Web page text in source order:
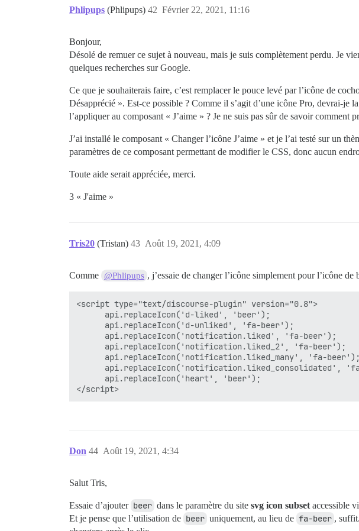
Phlipups (Phlipups) Février 22, 2021, 11:16
42
Bonjour,
Désolé de remuer ce sujet à nouveau, mais je suis complètement perdu. Je
quelques recherches sur Google.
Ce que je souhaiterais faire, c’est remplacer le pouce levé par l’icône de
Désapprécié ». Est-ce possible ? Comme il s’agit d’une icône Pro, devrai-je
l’appliquer au composant « J’aime » ? Je ne suis pas sûr de savoir comment
J’ai installé le composant « Changer l’icône J’aime » et je l’ai testé sur un
paramètres de ce composant permettant de modifier le CSS, donc aucun
Toute aide serait appréciée, merci.
3 « J'aime »
Tris20 (Tristan) Août 19, 2021, 4:09
43
Comme @Phlipups , j’essaie de changer l’icône simplement pour l’icône
<script type="text/discourse-plugin" version="0.8">
      api.replaceIcon('d-liked', 'beer');
      api.replaceIcon('d-unliked', 'fa-beer');
      api.replaceIcon('notification.liked', 'fa-beer');
      api.replaceIcon('notification.liked_2', 'fa-beer');
      api.replaceIcon('notification.liked_many', 'fa-beer');
      api.replaceIcon('heart', 'beer');
Don Août 19, 2021, 4:34
44
Salut Tris,
Essaie d’ajouter beer dans le paramètre du site svg icon subset accessible
Et je pense que l’utilisation de beer uniquement, au lieu de fa-beer ,